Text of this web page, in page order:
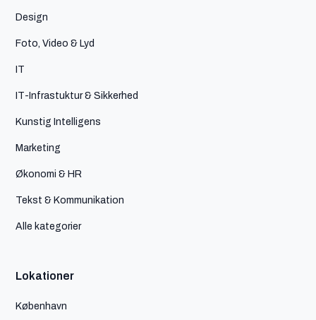
Design
Foto, Video & Lyd
IT
IT-Infrastuktur & Sikkerhed
Kunstig Intelligens
Marketing
Økonomi & HR
Tekst & Kommunikation
Alle kategorier
Lokationer
København